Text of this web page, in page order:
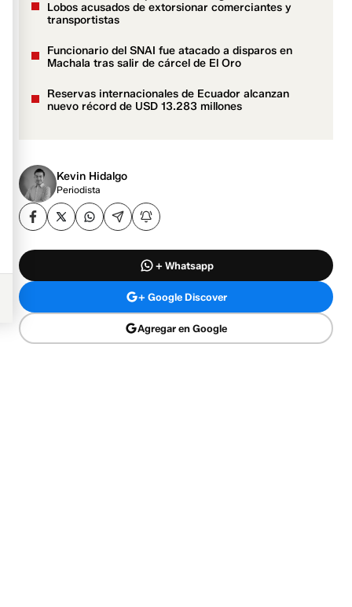
Lobos acusados de extorsionar comerciantes y
transportistas
Funcionario del SNAI fue atacado a disparos en
Machala tras salir de cárcel de El Oro
Reservas internacionales de Ecuador alcanzan
nuevo récord de USD 13.283 millones
Kevin Hidalgo
Periodista
+ Whatsapp
+ Google Discover
Agregar en Google